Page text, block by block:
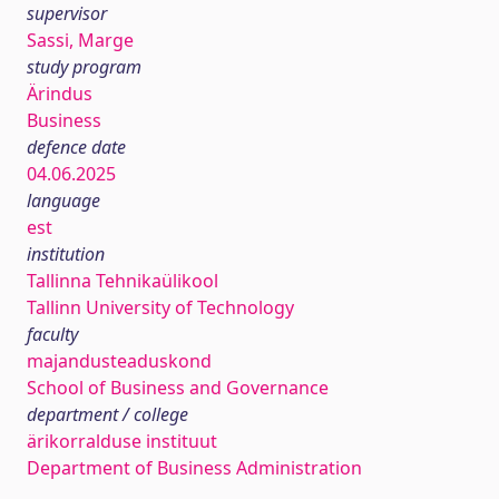
supervisor
Sassi, Marge
study program
Ärindus
Business
defence date
04.06.2025
language
est
institution
Tallinna Tehnikaülikool
Tallinn University of Technology
faculty
majandusteaduskond
School of Business and Governance
department / college
ärikorralduse instituut
Department of Business Administration